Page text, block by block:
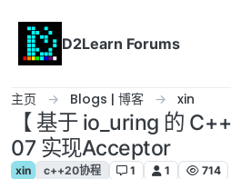
D2Learn Forums
主页 Blogs | 博客 xin
【 基于 io_uring 的
07 实现Acceptor
xin c++20协程 1 1 714